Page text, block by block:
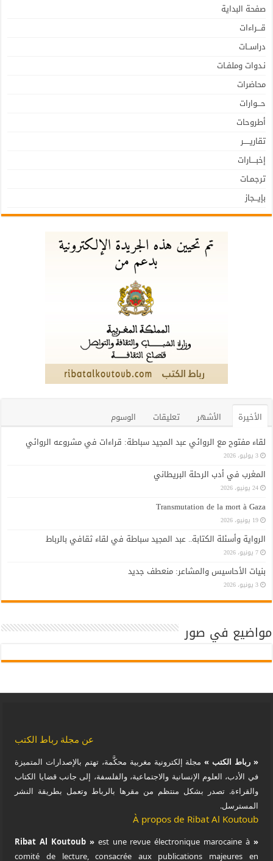
صفحة البداية
قـــراءات
دراســات
نـدوات وملفـات
محاضرات
حـــوارات
أطروحات
تقاريـــــر
إخبــــارات
ترجمـات
بإيـــجاز
الأخيرة الأشهر تعليقات
الوسوم
لقاء مفتوح مع الروائي عبد المجيد سباطة: قراءات في مشروعه الروائي
3 يوليو، 2026
المغرب في أدب الرحلة البريطاني
24 يونيو، 2026
Transmutation de la mort à Gaza
19 يونيو، 2026
الرواية وأسئلة الكتابة.. عبد المجيد سباطة في لقاء ثقافي بالرباط
7 يونيو، 2026
بنيات الأحاسيس والمشاعر: منعطف جديد
3 يونيو، 2026
مواضيع في صور
عن مجلة رباط الكتب
« رباط الكتب »مجلة إلكترونية مغربية محكَّمة، تهتم بالإصدارات المتميزة
في الأدب، العلوم الإنسانية والاجتماعية، والفلسفة، إلى جانب قضايا الكتاب
والقراءة. تصدر بشكل منتظم من مقرها بالرباط وتعمل بطريقة النشر
المسترسل.
À propos de Ribat Al Koutoub
« Ribat Al Koutoub »
est une revue électronique marocaine à
comité de lecture, consacrée aux publications majeures en